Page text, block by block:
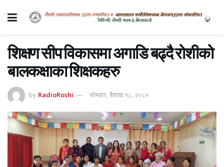
शिक्षण सीप विकासमा अगाडि बढ्दै रोशीको
बालकक्षाका शिक्षकहरु
by RadioRoshi सोमवार, बैशाख १८, २०८०